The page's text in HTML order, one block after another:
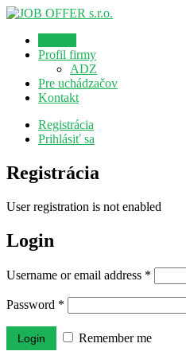
Profil firmy
ADZ
Pre uchádzačov
Kontakt
Registrácia
Prihlásiť sa
Registrácia
User registration is not enabled
Login
Username or email address *
Password *
Remember me